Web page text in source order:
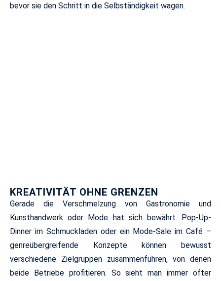
bevor sie den Schritt in die Selbständigkeit wagen.
KREATIVITÄT OHNE GRENZEN
Gerade die Verschmelzung von Gastronomie und
Kunsthandwerk oder Mode hat sich bewährt. Pop-Up-
Dinner im Schmuckladen oder ein Mode-Sale im Café –
genreübergreifende Konzepte können bewusst
verschiedene Zielgruppen zusammenführen, von denen
beide Betriebe profitieren. So sieht man immer öfter